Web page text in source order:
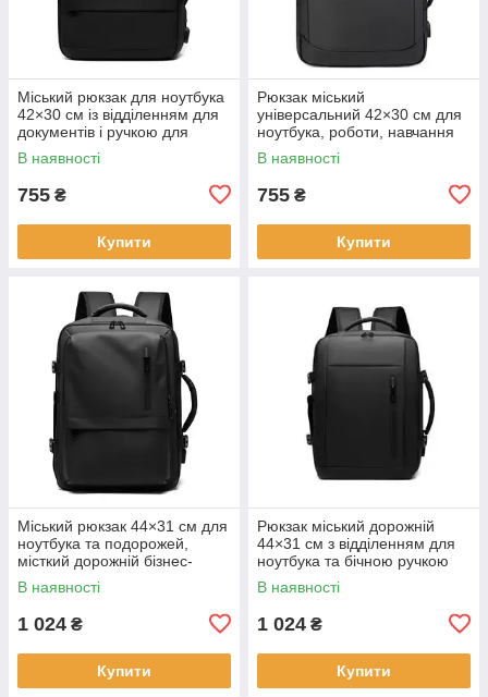
Міський рюкзак для ноутбука
42×30 см із відділенням для
документів і ручкою для
перенесення KAY
В наявності
755 ₴
Купити
Рюкзак міський
універсальний 42×30 см для
ноутбука, роботи, навчання
та подорожей KAY
В наявності
755 ₴
Купити
Міський рюкзак 44×31 см для
ноутбука та подорожей,
місткий дорожній бізнес-
рюкзак KAY
В наявності
1 024 ₴
Купити
Рюкзак міський дорожній
44×31 см з відділенням для
ноутбука та бічною ручкою
KAY
В наявності
1 024 ₴
Купити